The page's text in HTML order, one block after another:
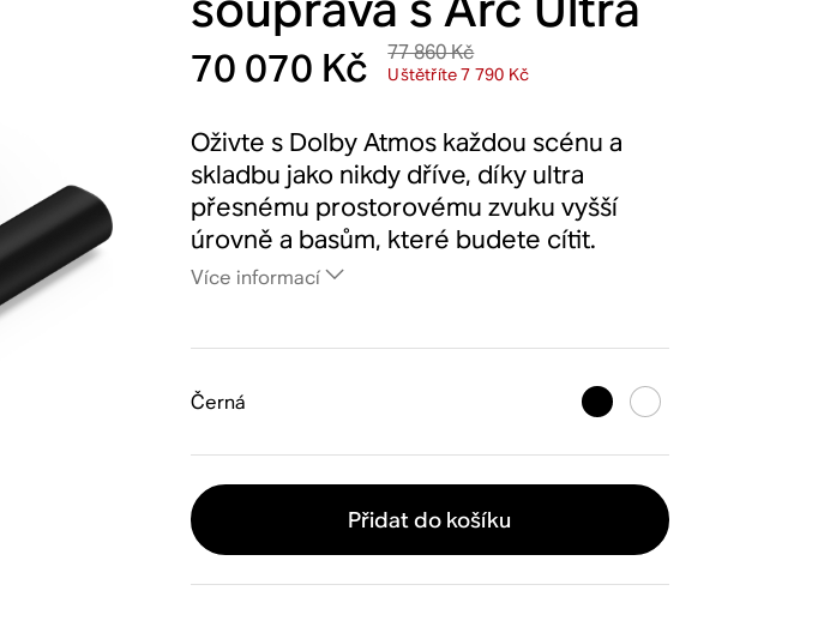
70 070 Kč 77 860 Kč
Uštětříte 7 790 Kč
Oživte s Dolby Atmos každou scénu a
skladbu jako nikdy dříve, díky ultra
přesnému prostorovému zvuku vyšší
úrovně a basům, které budete cítit.
Více informací
Černá
Přidat do košíku